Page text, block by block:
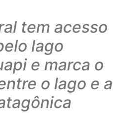
tem acesso
lago
e marca o
o lago e a